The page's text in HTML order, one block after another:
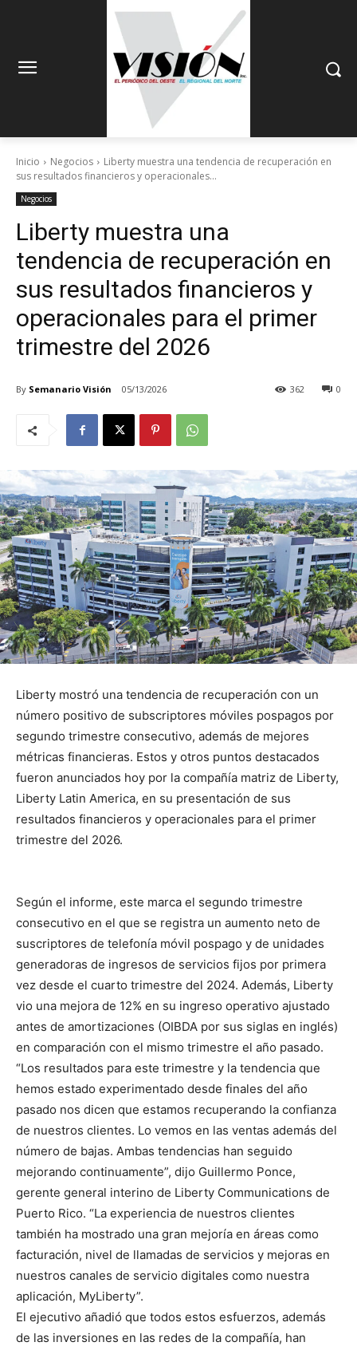
Inicio Negocios
Liberty muestra una tendencia de recuperación en
sus resultados financieros y operacionales...
Negocios
Liberty muestra una
tendencia de recuperación en
sus resultados financieros y
operacionales para el primer
trimestre del 2026
By Semanario Visión 05/13/2026 0
362
Liberty mostró una tendencia de recuperación con un
número positivo de subscriptores móviles pospagos por
segundo trimestre consecutivo, además de mejores
métricas financieras. Estos y otros puntos destacados
fueron anunciados hoy por la compañía matriz de Liberty,
Liberty Latin America, en su presentación de sus
resultados financieros y operacionales para el primer
trimestre del 2026.
Según el informe, este marca el segundo trimestre
consecutivo en el que se registra un aumento neto de
suscriptores de telefonía móvil pospago y de unidades
generadoras de ingresos de servicios fijos por primera
vez desde el cuarto trimestre del 2024. Además, Liberty
vio una mejora de 12% en su ingreso operativo ajustado
antes de amortizaciones (OIBDA por sus siglas en inglés)
en comparación con el mismo trimestre el año pasado.
“Los resultados para este trimestre y la tendencia que
hemos estado experimentado desde finales del año
pasado nos dicen que estamos recuperando la confianza
de nuestros clientes. Lo vemos en las ventas además del
número de bajas. Ambas tendencias han seguido
mejorando continuamente”, dijo Guillermo Ponce,
gerente general interino de Liberty Communications de
Puerto Rico. “La experiencia de nuestros clientes
también ha mostrado una gran mejoría en áreas como
facturación, nivel de llamadas de servicios y mejoras en
nuestros canales de servicio digitales como nuestra
aplicación, MyLiberty”.
El ejecutivo añadió que todos estos esfuerzos, además
de las inversiones en las redes de la compañía, han